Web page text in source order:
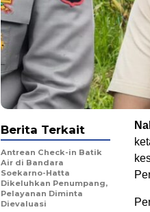
Berita Terkait
Antrean Check-in Batik
Air di Bandara
Soekarno-Hatta
Dikeluhkan Penumpang,
Pelayanan Diminta
Dievaluasi